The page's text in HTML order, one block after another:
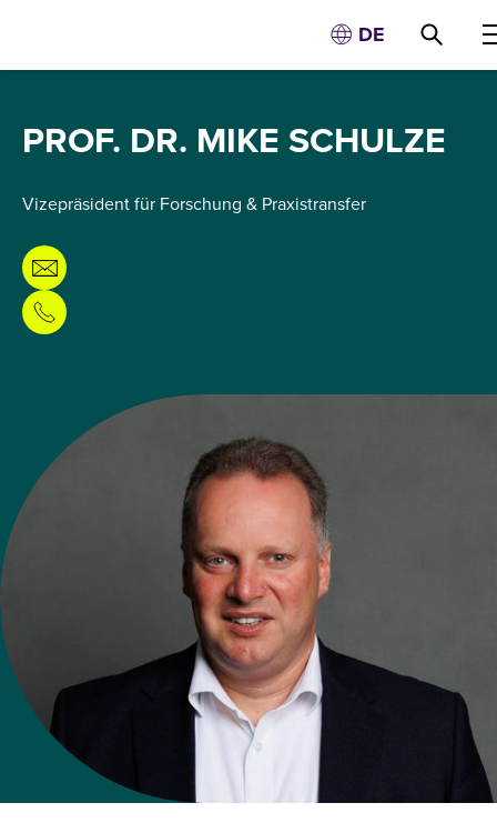
DE
PROF. DR. MIKE SCHULZE
Vizepräsident für Forschung & Praxistransfer